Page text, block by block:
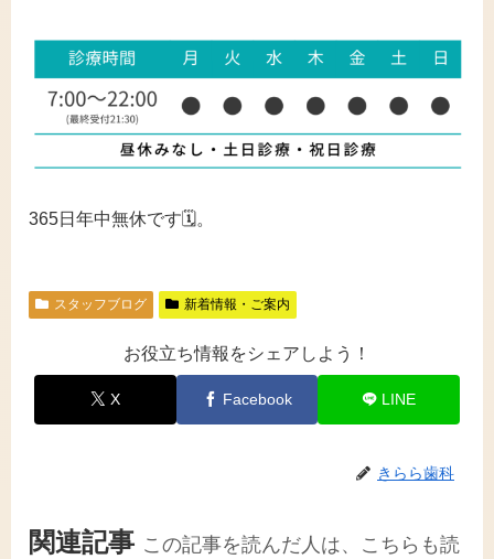
365日年中無休です🗓️。
スタッフブログ 新着情報・ご案内
お役立ち情報をシェアしよう！
X Facebook LINE
きらら歯科
関連記事 この記事を読んだ人は、こちらも読